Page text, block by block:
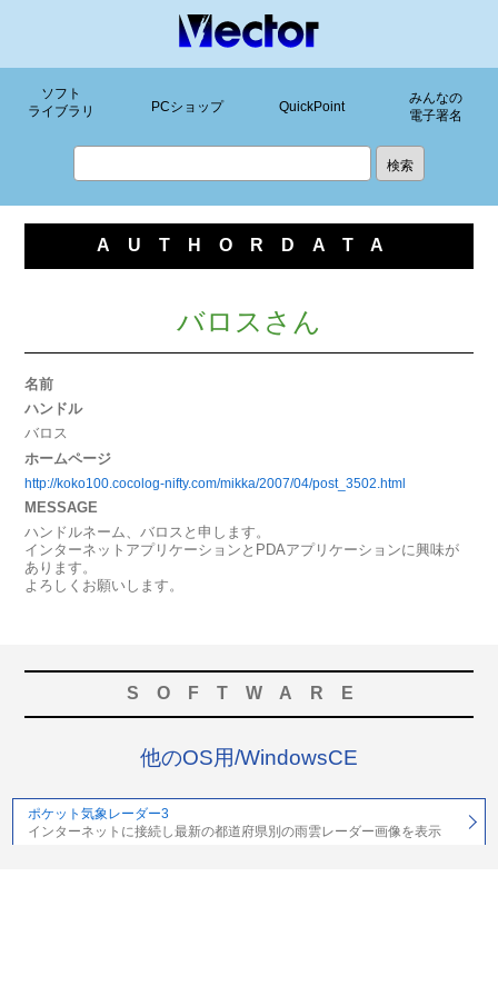
ソフト
ライブラリ
PCショップ QuickPoint
みんなの
電子署名
AUTHORDATA
バロスさん
名前
ハンドル
バロス
ホームページ
http://koko100.cocolog-nifty.com/mikka/2007/04/post_3502.html
MESSAGE
ハンドルネーム、バロスと申します。
インターネットアプリケーションとPDAアプリケーションに興味が
あります。
よろしくお願いします。
SOFTWARE
他のOS用/WindowsCE
ポケット気象レーダー3
インターネットに接続し最新の都道府県別の雨雲レーダー画像を表示